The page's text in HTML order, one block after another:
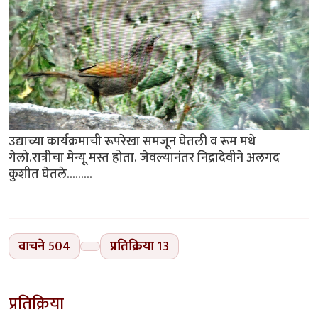
उद्याच्या कार्यक्रमाची रूपरेखा समजून घेतली व रूम मधे
गेलो.रात्रीचा मेन्यू मस्त होता. जेवल्यानंतर निद्रादेवीने अलगद
कुशीत घेतले.........
वाचने504 प्रतिक्रिया13
प्रतिक्रिया